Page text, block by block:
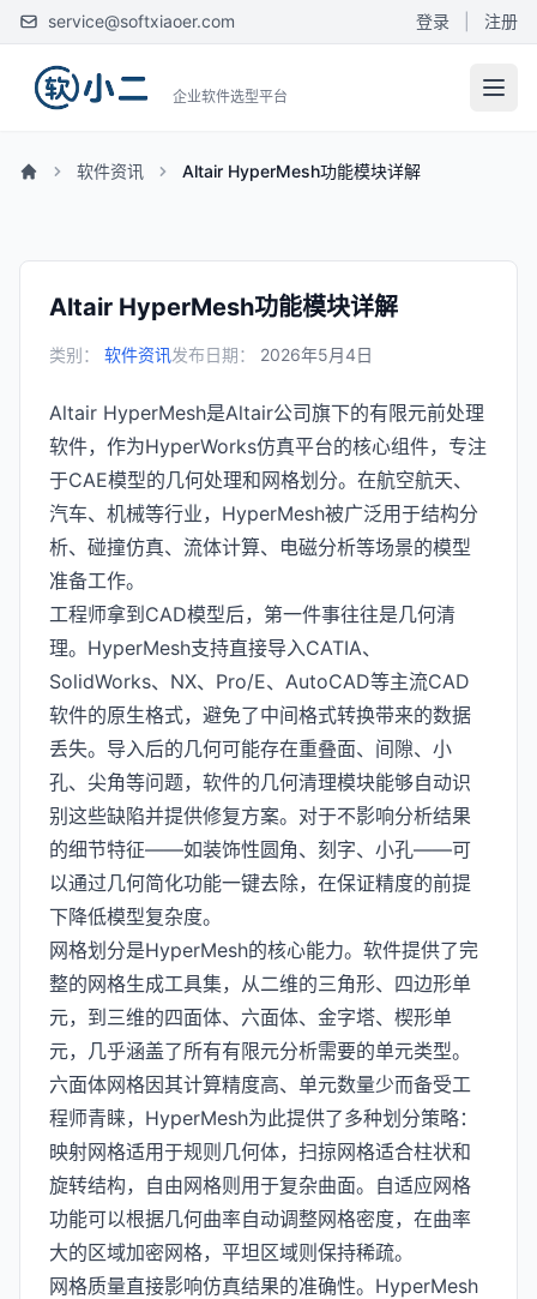
service@softxiaoer.com 登录 注册
企业软件选型平台
软件资讯 Altair HyperMesh功能模块详解
Altair HyperMesh功能模块详解
类别： 软件资讯发布日期： 2026年5月4日
Altair HyperMesh是Altair公司旗下的有限元前处理
软件，作为HyperWorks仿真平台的核心组件，专注
于CAE模型的几何处理和网格划分。在航空航天、
汽车、机械等行业，HyperMesh被广泛用于结构分
析、碰撞仿真、流体计算、电磁分析等场景的模型
准备工作。
工程师拿到CAD模型后，第一件事往往是几何清
理。HyperMesh支持直接导入CATIA、
SolidWorks、NX、Pro/E、AutoCAD等主流CAD
软件的原生格式，避免了中间格式转换带来的数据
丢失。导入后的几何可能存在重叠面、间隙、小
孔、尖角等问题，软件的几何清理模块能够自动识
别这些缺陷并提供修复方案。对于不影响分析结果
的细节特征——如装饰性圆角、刻字、小孔——可
以通过几何简化功能一键去除，在保证精度的前提
下降低模型复杂度。
网格划分是HyperMesh的核心能力。软件提供了完
整的网格生成工具集，从二维的三角形、四边形单
元，到三维的四面体、六面体、金字塔、楔形单
元，几乎涵盖了所有有限元分析需要的单元类型。
六面体网格因其计算精度高、单元数量少而备受工
程师青睐，HyperMesh为此提供了多种划分策略：
映射网格适用于规则几何体，扫掠网格适合柱状和
旋转结构，自由网格则用于复杂曲面。自适应网格
功能可以根据几何曲率自动调整网格密度，在曲率
大的区域加密网格，平坦区域则保持稀疏。
网格质量直接影响仿真结果的准确性。HyperMesh